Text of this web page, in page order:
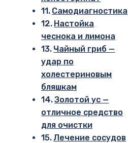
Самодиагностика
Настойка
чеснока и лимона
Чайный гриб —
удар по
холестериновым
бляшкам
Золотой ус —
отличное средство
для очистки
Лечение сосудов